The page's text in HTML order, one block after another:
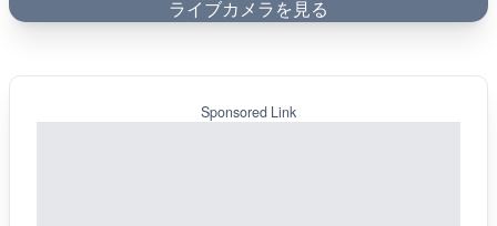
ライブカメラを見る
Sponsored Link